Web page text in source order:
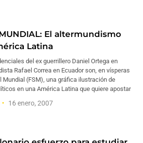
MUNDIAL: El altermundismo
Latina
del ex guerrillero Daniel Ortega en
Rafael Correa en Ecuador son, en vísperas
Mundial (FSM), una gráfica ilustración de
en una América Latina que quiere apostar
16 enero, 2007